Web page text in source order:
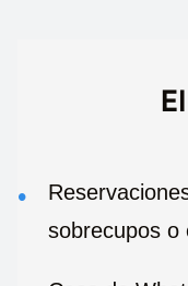
sobrecupos o